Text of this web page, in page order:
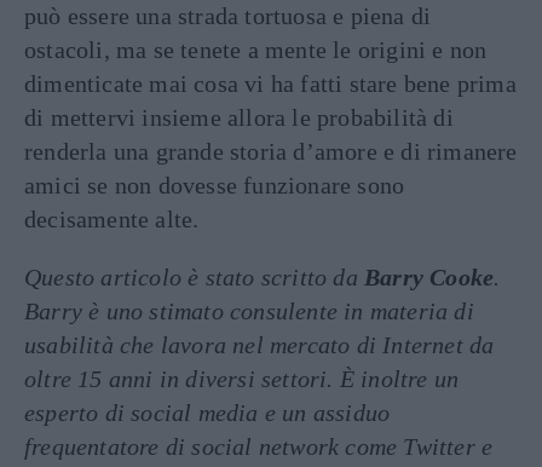
può essere una strada tortuosa e piena di
ostacoli, ma se tenete a mente le origini e non
dimenticate mai cosa vi ha fatti stare bene prima
di mettervi insieme allora le probabilità di
renderla una grande storia d’amore e di rimanere
amici se non dovesse funzionare sono
decisamente alte.
Questo articolo è stato scritto da Barry Cooke.
Barry è uno stimato consulente in materia di
usabilità che lavora nel mercato di Internet da
oltre 15 anni in diversi settori. È inoltre un
esperto di social media e un assiduo
frequentatore di social network come Twitter e